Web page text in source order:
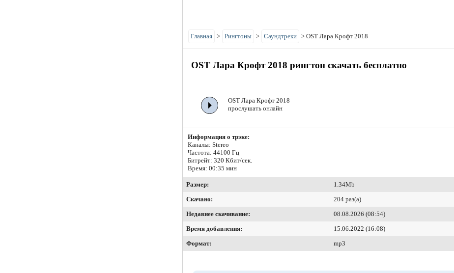
Главная > Рингтоны > Саундтреки > OST Лара Крофт 2018
OST Лара Крофт 2018 рингтон скачать бесплатно
OST Лара Крофт 2018
прослушать онлайн
Информация о трэке:
Каналы: Stereo
Частота: 44100 Гц
Битрейт: 320 Кбит/сек.
Время: 00:35 мин
Размер:
1.34Mb
Скачано:
204 раз(а)
Недавнее скачивание:
08.08.2026 (08:54)
Время добавления:
15.06.2022 (16:08)
Формат:
mp3